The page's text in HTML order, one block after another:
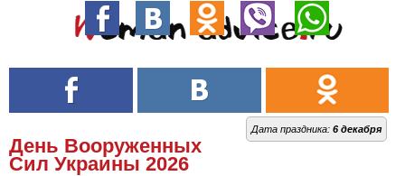
Дата праздника: 6 декабря
День Вооруженных
Сил Украины 2026